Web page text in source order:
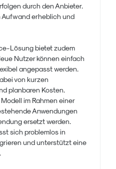
durch den Anbieter.
Aufwand erheblich und
Lösung bietet zudem
Nutzer können einfach
angepasst werden.
von kurzen
planbaren Kosten.
im Rahmen einer
Anwendungen
ersetzt werden.
sich problemlos in
und unterstützt eine